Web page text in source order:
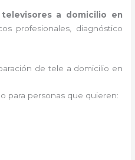
a domicilio en
profesionales, diagnóstico
de tele a domicilio en
para personas que quieren: